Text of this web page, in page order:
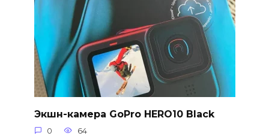
Экшн-камера GoPro HERO10 Black
0 64